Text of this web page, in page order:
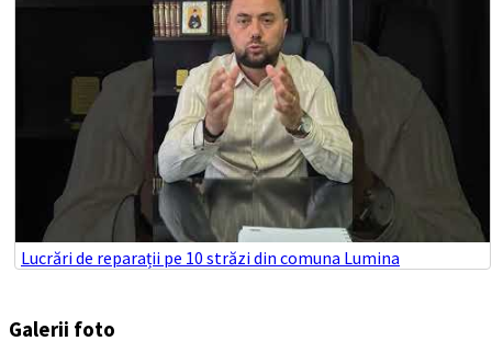
Lucrări de reparații pe 10 străzi din comuna Lumina
Galerii foto